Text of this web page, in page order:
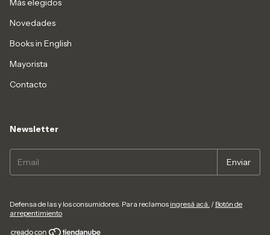
Más elegidos
Novedades
Books in English
Mayorista
Contacto
Newsletter
Defensa de las y los consumidores. Para reclamos ingresá acá. / Botón de
arrepentimiento